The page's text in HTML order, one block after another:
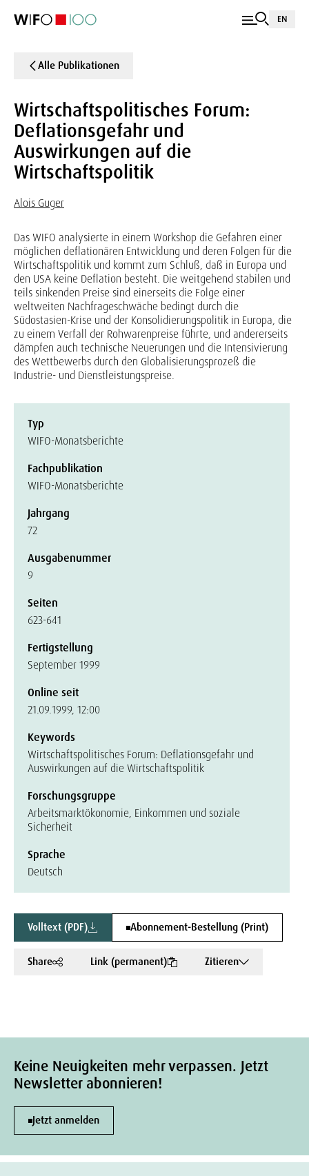
EN
Alle Publikationen
Wirtschaftspolitisches Forum:
Deflationsgefahr und
Auswirkungen auf die
Wirtschaftspolitik
Alois Guger
Das WIFO analysierte in einem Workshop die Gefahren einer
möglichen deflationären Entwicklung und deren Folgen für die
Wirtschaftspolitik und kommt zum Schluß, daß in Europa und
den USA keine Deflation besteht. Die weitgehend stabilen und
teils sinkenden Preise sind einerseits die Folge einer
weltweiten Nachfrageschwäche bedingt durch die
Südostasien-Krise und der Konsolidierungspolitik in Europa, die
zu einem Verfall der Rohwarenpreise führte, und andererseits
dämpfen auch technische Neuerungen und die Intensivierung
des Wettbewerbs durch den Globalisierungsprozeß die
Industrie- und Dienstleistungspreise.
Typ
WIFO-Monatsberichte
Fachpublikation
WIFO-Monatsberichte
Jahrgang
72
Ausgabenummer
9
Seiten
623-641
Fertigstellung
September 1999
Online seit
21.09.1999, 12:00
Keywords
Wirtschaftspolitisches Forum: Deflationsgefahr und
Auswirkungen auf die Wirtschaftspolitik
Forschungsgruppe
Arbeitsmarktökonomie, Einkommen und soziale
Sicherheit
Sprache
Deutsch
Volltext (PDF) Abonnement-Bestellung (Print)
Share Link (permanent) Zitieren
Keine Neuigkeiten mehr verpassen. Jetzt
Newsletter abonnieren!
Jetzt anmelden